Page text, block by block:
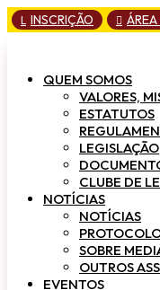
L INSCRIÇÃO  ÁREA
QUEM SOMOS
VALORES,
ESTATUTOS
LEGISLAÇÃO
CLUBE DE
NOTÍCIAS
NOTÍCIAS
SOBRE
OUTROS
EVENTOS